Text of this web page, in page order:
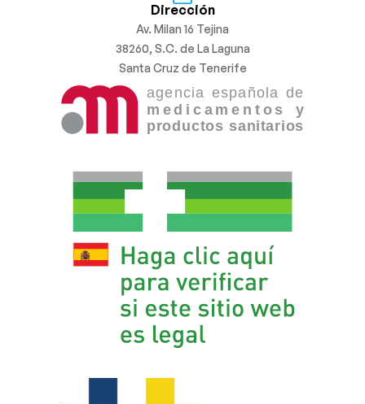
Dirección
Av. Milan 16 Tejina
38260, S.C. de La Laguna
Santa Cruz de Tenerife